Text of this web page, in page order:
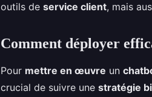
outils de service client, mais
Comment déployer
Pour mettre en œuvre un
crucial de suivre une stratégie